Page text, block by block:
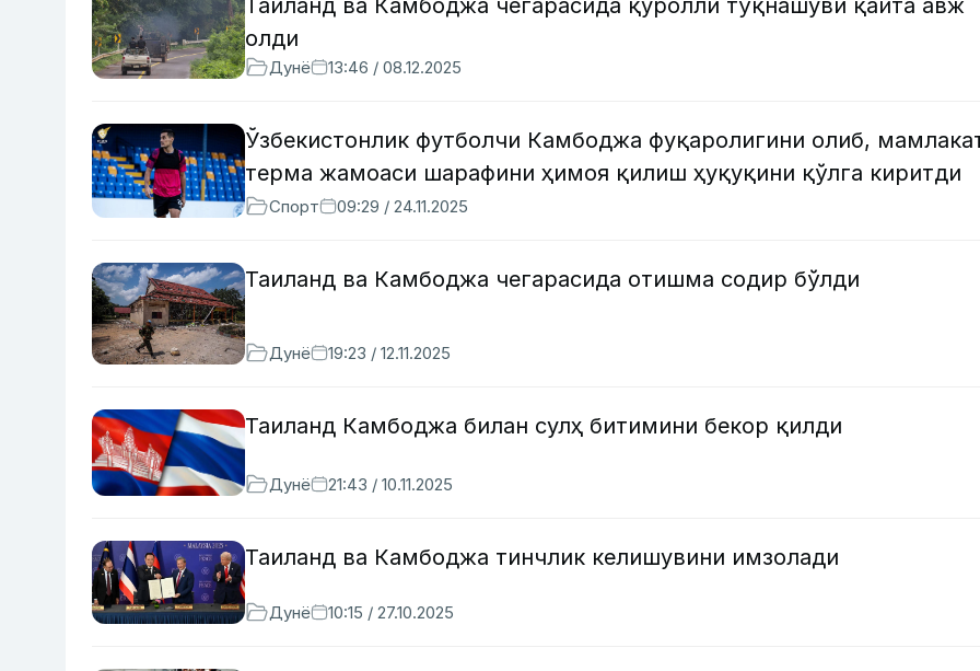
Таиланд ва Камбоджа чегарасида қуролли тўқнашуви қайта авж
олди
Дунё 13:46 / 08.12.2025
Ўзбекистонлик футболчи Камбоджа фуқаролигини олиб,
терма жамоаси шарафини ҳимоя қилиш ҳуқуқини қўлга киритди
Спорт 09:29 / 24.11.2025
Таиланд ва Камбоджа чегарасида отишма содир бўлди
Дунё 19:23 / 12.11.2025
Таиланд Камбоджа билан сулҳ битимини бекор қилди
Дунё 21:43 / 10.11.2025
Таиланд ва Камбоджа тинчлик келишувини имзолади
Дунё 10:15 / 27.10.2025